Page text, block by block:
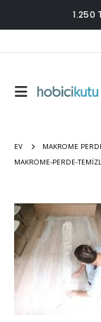
1.250
EV
MAKROME
MAKROME-PERDE-